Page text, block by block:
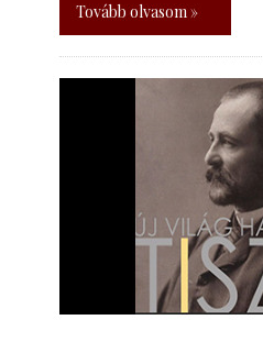
Tovább olvasom »